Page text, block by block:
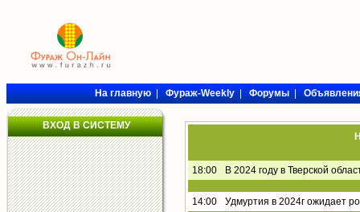
На главную|Фураж-Weekly|Форумы|
ВХОД В СИСТЕМУ
18:00 В 2024 году в Тверской
14:00 Удмуртия в 2024г ожидает